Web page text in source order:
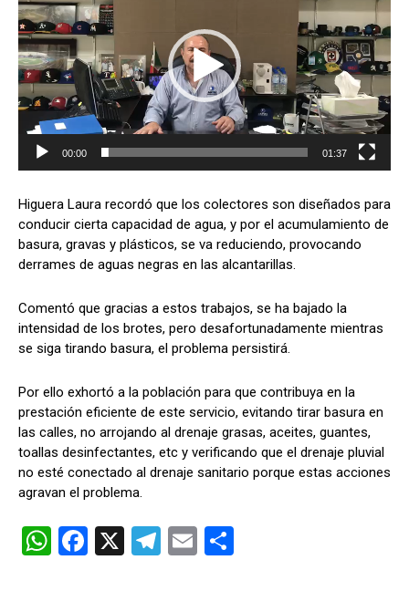
p
r
o
d
u
c
r
e
v
í
d
o
00:00 01:37
Higuera Laura recordó que los colectores son diseñados para
conducir cierta capacidad de agua, y por el acumulamiento de
basura, gravas y plásticos, se va reduciendo, provocando
derrames de aguas negras en las alcantarillas.
Comentó que gracias a estos trabajos, se ha bajado la
intensidad de los brotes, pero desafortunadamente mientras
se siga tirando basura, el problema persistirá.
Por ello exhortó a la población para que contribuya en la
prestación eficiente de este servicio, evitando tirar basura en
las calles, no arrojando al drenaje grasas, aceites, guantes,
toallas desinfectantes, etc y verificando que el drenaje pluvial
no esté conectado al drenaje sanitario porque estas acciones
agravan el problema.
W F
X
T
E